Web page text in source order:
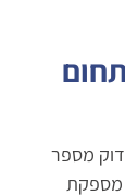
מספר
מספקת